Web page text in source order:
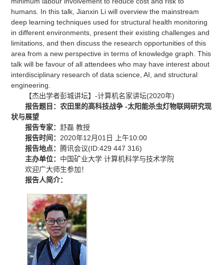
humans. In this talk, Jianxin Li will overview the mainstream
deep learning techniques used for structural health monitoring
in different environments, present their existing challenges and
limitations, and then discuss the research opportunities of this
area from a new perspective in terms of knowledge graph. This
talk will be favour of all attendees who may have interest about
interdisciplinary research of data science, AI, and structural
engineering.
【杰出学者彭城讲坛】-计算机名家讲坛(2020年)
报告题目： 农田里的高科技战争-太阳能杀虫灯物联网研究现
状与展望
报告专家： 舒磊 教授
报告时间： 2020年12月01日 上午10:00
报告地点： 腾讯会议(ID:429 447 316)
主办单位： 中国矿业大学 计算机科学与技术学院
欢迎广大师生参加！
报告人简介：